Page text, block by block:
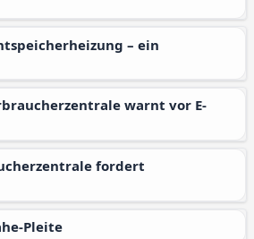
Pleite